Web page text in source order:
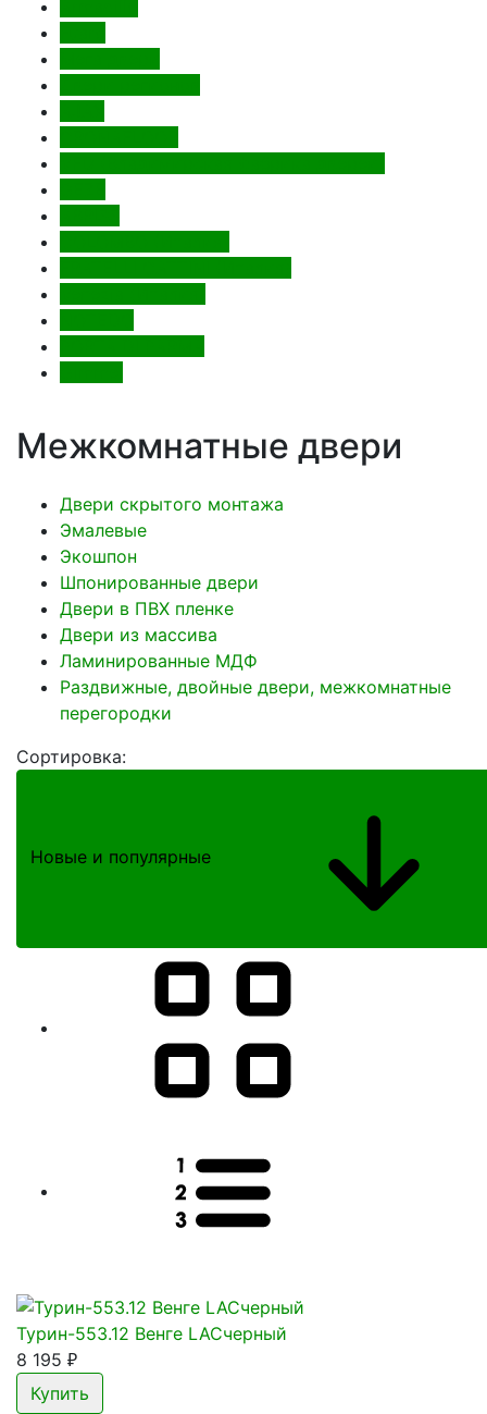
Межкомнатные двери
Двери скрытого монтажа
Эмалевые
Экошпон
Шпонированные двери
Двери в ПВХ пленке
Двери из массива
Ламинированные МДФ
Раздвижные, двойные двери, межкомнатные
перегородки
Сортировка:
Новые и популярные
Турин-553.12 Венге LACчерный
8 195 ₽